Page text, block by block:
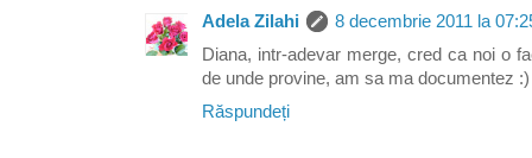
Adela Zilahi
8 decembrie 2011 la
Diana, intr-adevar merge, cred ca noi o
de unde provine, am sa ma documentez :)
Răspundeți